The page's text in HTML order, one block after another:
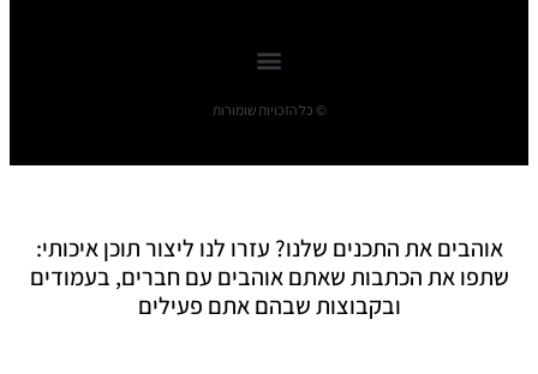
© כל הזכויות שומורות
אוהבים את התכנים שלנו? עזרו לנו ליצור תוכן איכותי:
שתפו את הכתבות שאתם אוהבים עם חברים, בעמודים
ובקבוצות שבהם אתם פעילים